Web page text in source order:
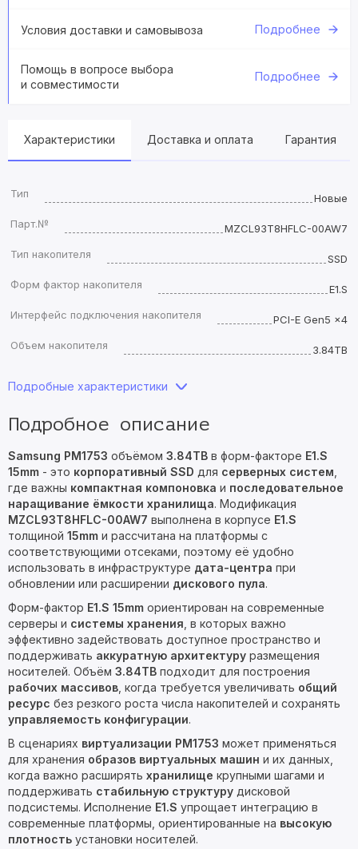
Условия доставки и самовывоза Подробнее
Помощь в вопросе выбора
и совместимости
Подробнее
Характеристики Доставка и оплата Гарантия
Тип
Новые
Парт.№
MZCL93T8HFLC-00AW7
Тип накопителя
SSD
Форм фактор накопителя
E1.S
Интерфейс подключения накопителя
PCI-E Gen5 x4
Объем накопителя
3.84TB
Подробные характеристики
Подробное описание
Samsung PM1753 объёмом 3.84TB в форм-факторе E1.S
15mm - это корпоративный SSD для серверных систем
где важны компактная компоновка и последовательное
наращивание ёмкости хранилища. Модификация
MZCL93T8HFLC-00AW7 выполнена в корпусе E1.S
толщиной 15mm и рассчитана на платформы с
соответствующими отсеками, поэтому её удобно
использовать в инфраструктуре дата-центра при
обновлении или расширении дискового пула.
Форм-фактор E1.S 15mm ориентирован на современные
серверы и системы хранения , в которых важно
эффективно задействовать доступное пространство и
поддерживать аккуратную архитектуру размещения
носителей. Объём 3.84TB подходит для построения
рабочих массивов , когда требуется увеличивать общий
ресурс без резкого роста числа накопителей и сохранять
управляемость конфигурации.
В сценариях виртуализации PM1753 может применяться
для хранения образов виртуальных машин и их данных,
когда важно расширять хранилище крупными шагами и
поддерживать стабильную структуру дисковой
подсистемы. Исполнение E1.S упрощает интеграцию в
современные платформы, ориентированные на высокую
плотность установки носителей.